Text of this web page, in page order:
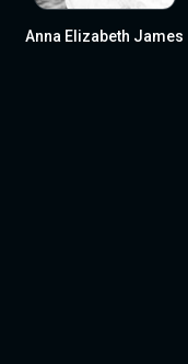
Anna Elizabeth James